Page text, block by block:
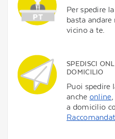
Per spedire
basta
vicino a te.
SPEDISCI
DOMICILIO
Puoi spedire
anche online
a domicilio